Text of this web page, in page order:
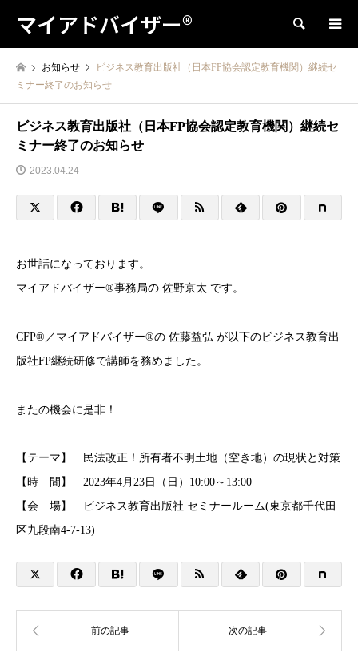
マイアドバイザー® 検索
お知らせ
ビジネス教育出版社（日本FP協会認定教育機関）継続セ
ミナー終了のお知らせ
ビジネス教育出版社（日本FP協会認定教育機関）継続セ
ミナー終了のお知らせ
2023.04.24
お世話になっております。
マイアドバイザー®事務局の 佐野京太 です。
CFP®／マイアドバイザー®の 佐藤益弘 が以下のビジネス教育出
版社FP継続研修で講師を務めました。
またの機会に是非！
【テーマ】 民法改正！所有者不明土地（空き地）の現状と対策
【時 間】 2023年4月23日（日）10:00～13:00
【会 場】 ビジネス教育出版社 セミナールーム(東京都千代田
区九段南4-7-13)